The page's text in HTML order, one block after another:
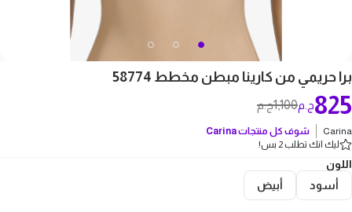
برا حريمي من كارينا مبطن مخطط 58774
1,100ج.م 825ج.م
Carina شوف كل منتجاتCarina
ليك انك تطلب 2 بس!
اللون
أسود
أبيض